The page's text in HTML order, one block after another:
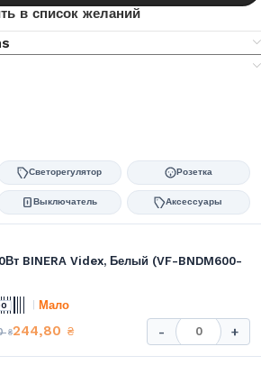
в список желаний
Светорегулятор Розетка
Выключатель Аксессуары
BINERA Videx, Белый (VF-BNDM600-
Мало
₴244,80 ₴ - +